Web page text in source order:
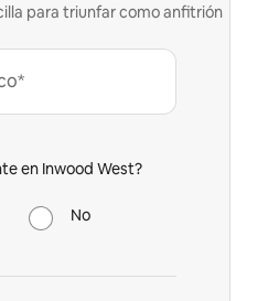
para triunfar como anfitrión
en Inwood West?
No